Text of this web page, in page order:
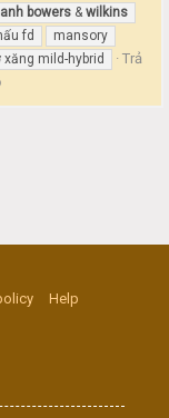
bowers & wilkins
fd
mansory
mild-hybrid
Trả
Help